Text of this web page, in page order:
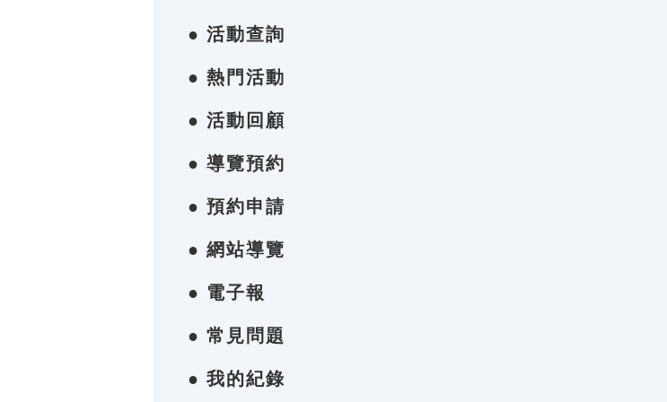
● 活動查詢
● 熱門活動
● 活動回顧
● 導覽預約
● 預約申請
● 網站導覽
● 電子報
● 常見問題
● 我的紀錄